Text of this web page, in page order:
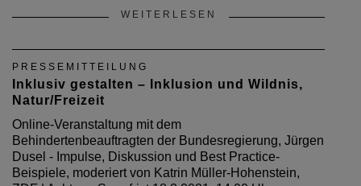
WEITERLESEN
PRESSEMITTEILUNG
Inklusiv gestalten – Inklusion und Wildnis,
Natur/Freizeit
Online-Veranstaltung mit dem
Behindertenbeauftragten der Bundesregierung, Jürgen
Dusel - Impulse, Diskussion und Best Practice-
Beispiele, moderiert von Katrin Müller-Hohenstein,